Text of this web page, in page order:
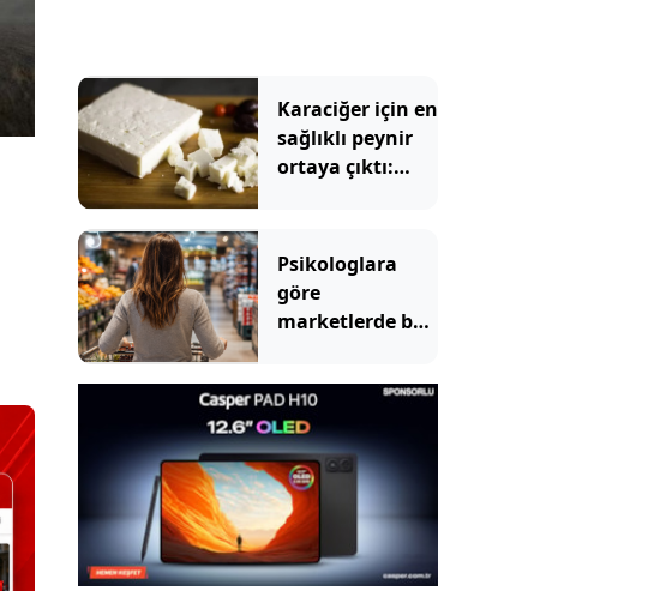
Karaciğer için en
sağlıklı peynir
ortaya çıktı:
Psikologlara
göre
marketlerde bu
çalıyormuş